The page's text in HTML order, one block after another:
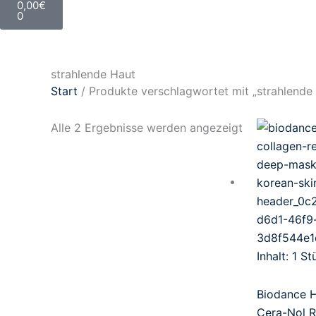
0,00€
0
strahlende Haut
Start / Produkte verschlagwortet mit „strahlende
Alle 2 Ergebnisse werden angezeigt
Inhalt: 1
Biodance
Cera-Nol